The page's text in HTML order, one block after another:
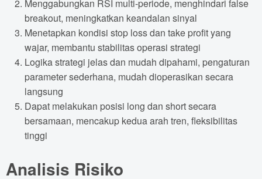
Menggabungkan RSI multi-periode, menghindari false
breakout, meningkatkan keandalan sinyal
Menetapkan kondisi stop loss dan take profit yang
wajar, membantu stabilitas operasi strategi
Logika strategi jelas dan mudah dipahami, pengaturan
parameter sederhana, mudah dioperasikan secara
langsung
Dapat melakukan posisi long dan short secara
bersamaan, mencakup kedua arah tren, fleksibilitas
tinggi
Analisis Risiko